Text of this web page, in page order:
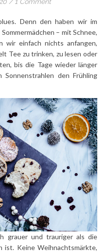
/ 1 Comment
– mit Schnee,
wir einfach nichts anfangen,
Tee zu trinken, zu lesen oder
bis die Tage wieder länger
den Frühling
grauer und trauriger als die
ist. Keine Weihnachtsmärkte,